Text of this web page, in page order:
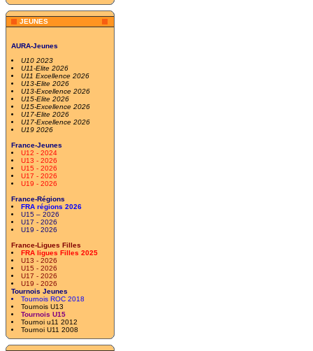
JEUNES
AURA-Jeunes
U10 2023
U11-Elite 2026
U11 Excellence 2026
U13-Elite 2026
U13-Excellence 2026
U15-Elite 2026
U15-Excellence 2026
U17-Elite 2026
U17-Excellence 2026
U19 2026
France-Jeunes
U12 - 2024
U13 - 2026
U15 - 2026
U17 - 2026
U19 - 2026
France-Régions
FRA régions 2026
U15 – 2026
U17 - 2026
U19 - 2026
France-Ligues Filles
FRA ligues Filles 2025
U13 - 2026
U15 - 2026
U17 - 2026
U19 - 2026
Tournois Jeunes
Tournois ROC 2018
Tournois U13
Tournois U15
Tournoi u11 2012
Tournoi U11 2008